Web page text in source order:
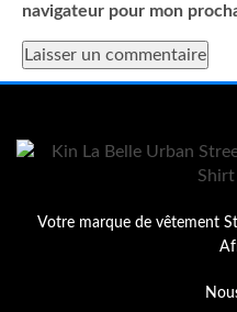
navigateur pour mon
Votre marque de vêtement